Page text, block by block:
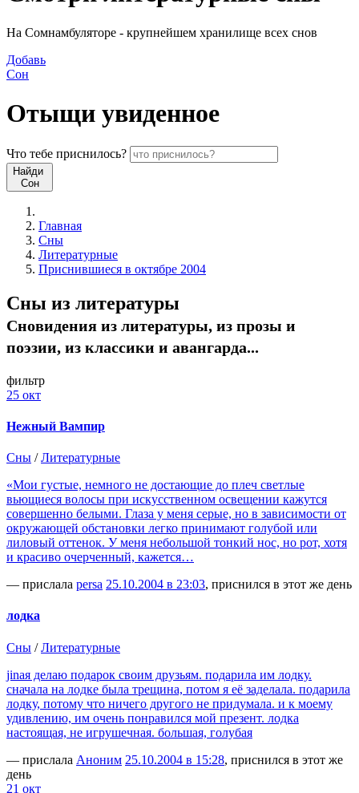
На Сомнамбуляторе - крупнейшем хранилище всех снов
Добавь
Сон
Отыщи увиденное
Что тебе приснилось?
Найди
Сон
Главная
Сны
Литературные
Приснившиеся в октябре 2004
Сны из литературы
Сновидения из литературы, из прозы и
поэзии, из классики и авангарда...
фильтр
25 окт
Нежный Вампир
Сны /Литературные
«Мои густые, немного не достающие до плеч светлые
вьющиеся волосы при искусственном освещении кажутся
совершенно белыми. Глаза у меня серые, но в зависимости от
окружающей обстановки легко принимают голубой или
лиловый оттенок. У меня небольшой тонкий нос, но рот, хотя
и красиво очерченный, кажется…
— прислала persa 25.10.2004 в 23:03, приснился в этот же день
лодка
Сны /Литературные
jinaя делаю подарок своим друзьям. подарила им лодку.
сначала на лодке была трещина, потом я её заделала. подарила
лодку, потому что ничего другого не придумала. и к моему
удивлению, им очень понравился мой презент. лодка
настоящая, не игрушечная. большая, голубая
— прислала Аноним 25.10.2004 в 15:28, приснился в этот же
день
21 окт